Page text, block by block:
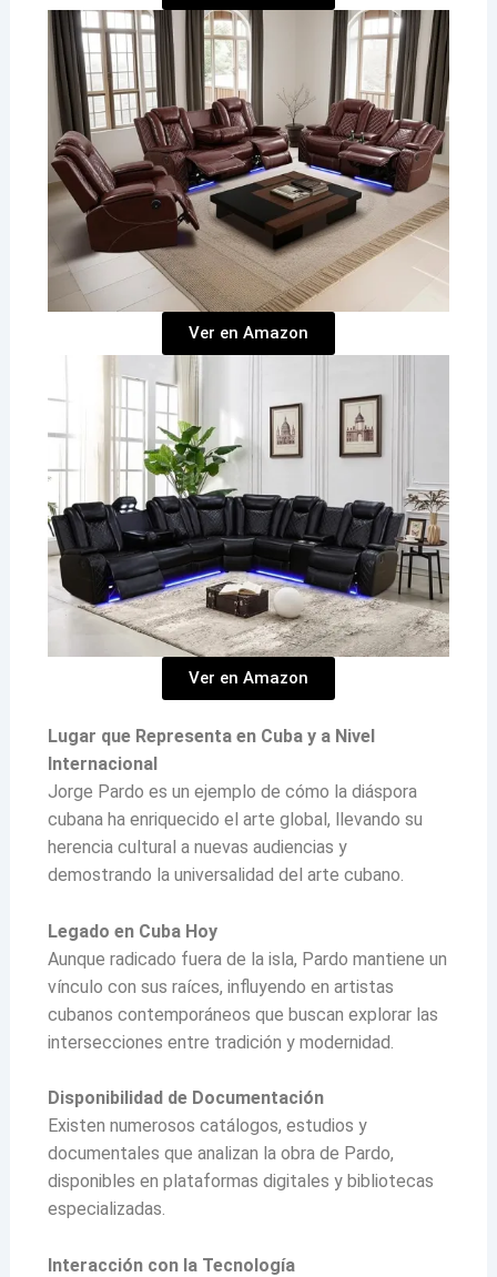
Ver en Amazon
Ver en Amazon
Lugar que Representa en Cuba y a Nivel
Internacional
Jorge Pardo es un ejemplo de cómo la diáspora
cubana ha enriquecido el arte global, llevando su
herencia cultural a nuevas audiencias y
demostrando la universalidad del arte cubano.
Legado en Cuba Hoy
Aunque radicado fuera de la isla, Pardo mantiene un
vínculo con sus raíces, influyendo en artistas
cubanos contemporáneos que buscan explorar las
intersecciones entre tradición y modernidad.
Disponibilidad de Documentación
Existen numerosos catálogos, estudios y
documentales que analizan la obra de Pardo,
disponibles en plataformas digitales y bibliotecas
especializadas.
Interacción con la Tecnología